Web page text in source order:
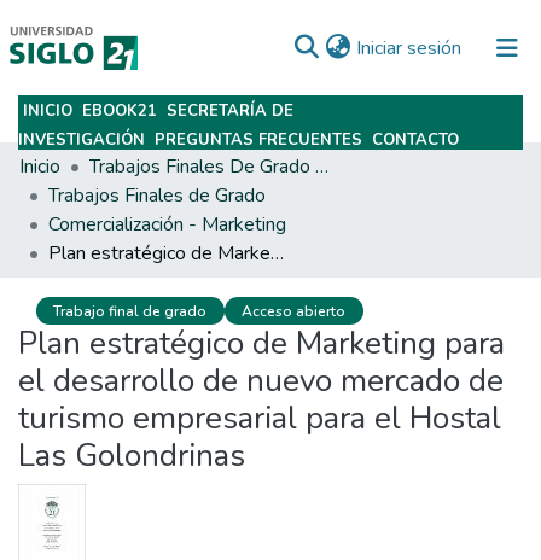
Iniciar sesión (current)
Subir
INICIO EBOOK21 SECRETARÍA DE
INVESTIGACIÓN PREGUNTAS FRECUENTES CONTACTO
Inicio
Trabajos Finales De Grado Y Posgrado
Trabajos Finales de Grado
Comercialización - Marketing
Plan estratégico de Marketing para el desarrollo de nuevo mercado de turismo empresarial para el Hostal Las Golondrinas
Trabajo final de grado Acceso abierto
Plan estratégico de Marketing para
el desarrollo de nuevo mercado de
turismo empresarial para el Hostal
Las Golondrinas